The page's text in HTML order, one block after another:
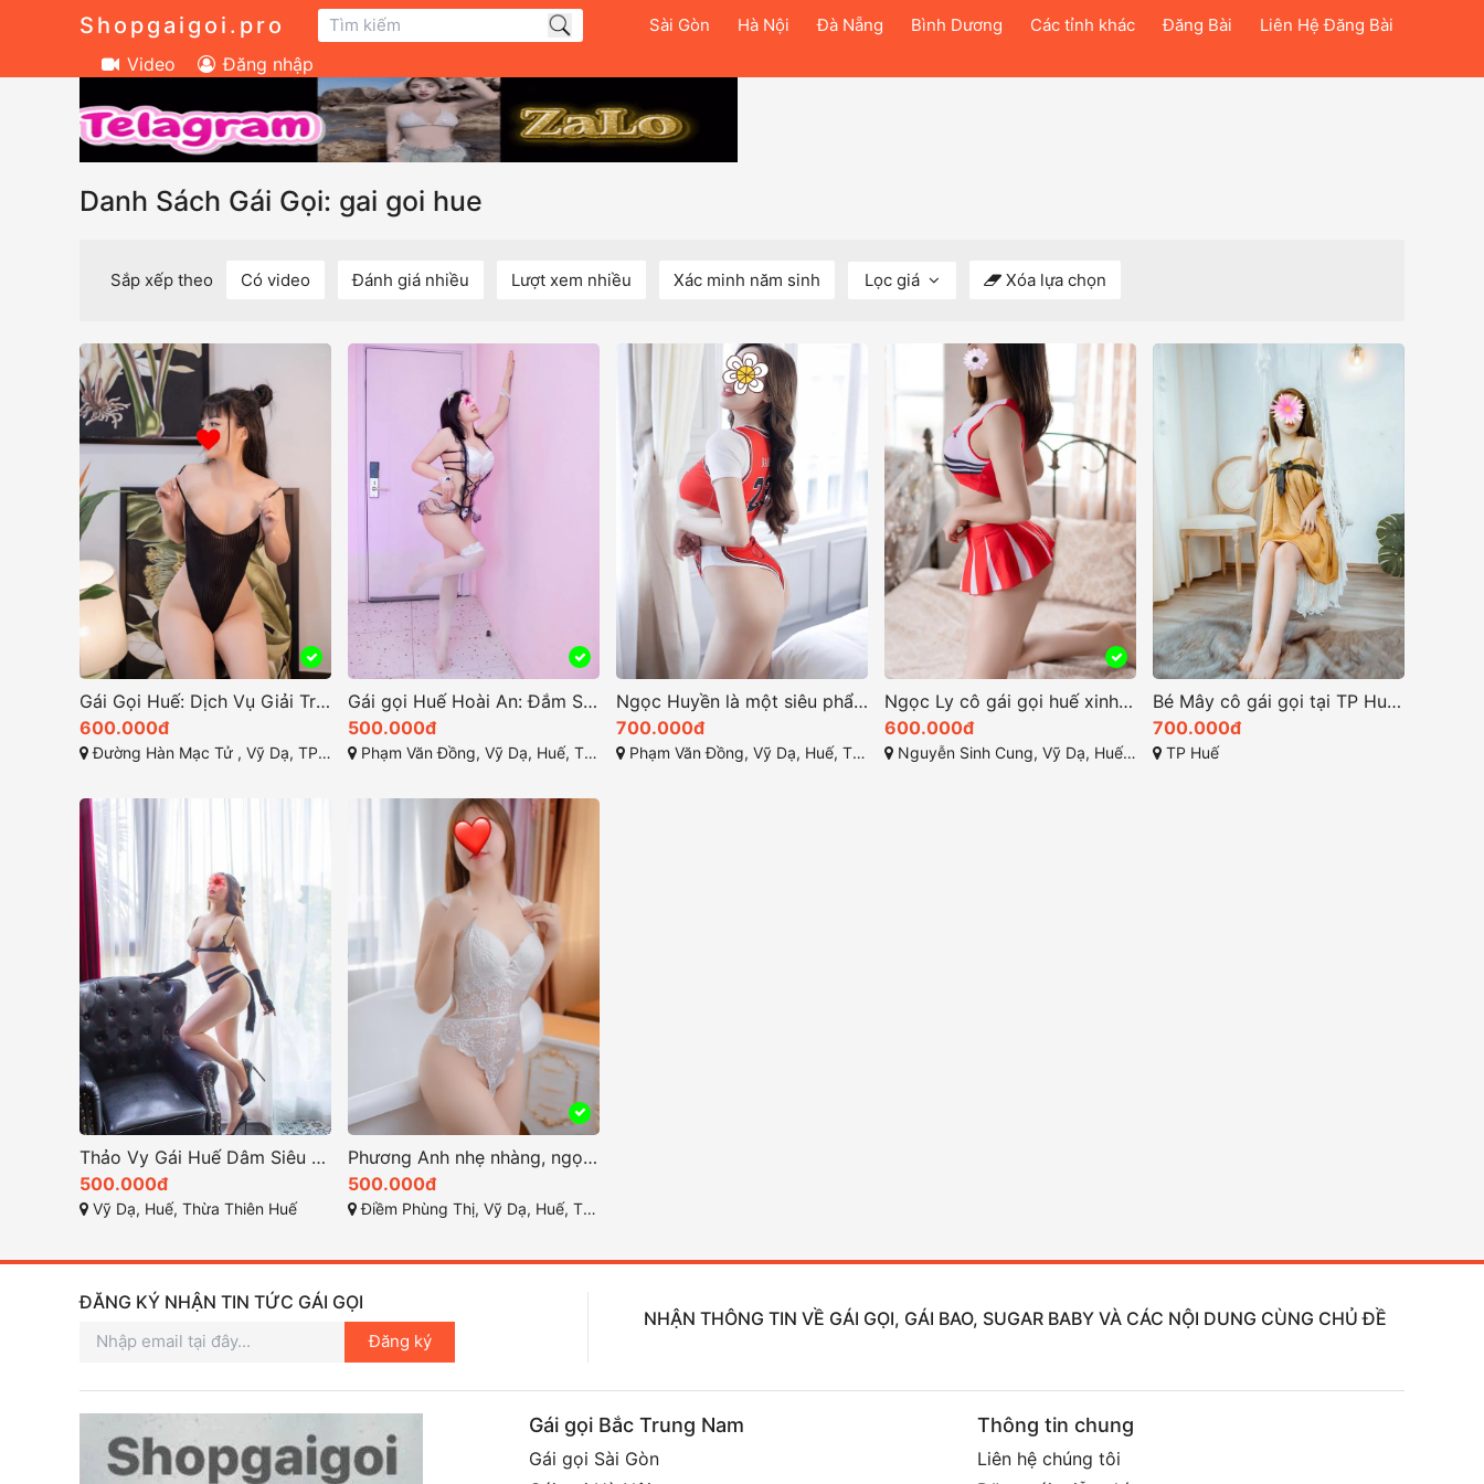
Shopgaigoi.pro Sài Gòn Hà Nội Đà Nẵng Bình Dương Các tỉnh khác Đăng Bài Liên Hệ Đăng Bài
Video Đăng nhập
Danh Sách Gái Gọi: gai goi hue
Sắp xếp theo Có video Đánh giá nhiều Lượt xem nhiều Xác minh năm sinh Lọc giá Xóa lựa chọn
Gái Gọi Huế: Dịch Vụ Giải Trí Đặc Biệt Tại Thừa Thiên Huế
600.000đ
Đường Hàn Mạc Tử , Vỹ Dạ, TP Huế
Gái gọi Huế Hoài An: Đắm Say Trong Vẻ Đẹp Đầy Quyến Rũ
500.000đ
Phạm Văn Đồng, Vỹ Dạ, Huế, Thừa Thiên Huế
Ngọc Huyền là một siêu phẩm gái gọi huế xinh đẹp
700.000đ
Phạm Văn Đồng, Vỹ Dạ, Huế, Thừa Thiên Huế
Ngọc Ly cô gái gọi huế xinh đẹp hoàn mỹ số 1
600.000đ
Nguyễn Sinh Cung, Vỹ Dạ, Huế, Thừa Thiên Huế
Bé Mây cô gái gọi tại TP Huế nổi bật cuốn hút
700.000đ
TP Huế
Thảo Vy Gái Huế Dâm Siêu Kĩ Năng Làm Tình Bao Phê
500.000đ
Vỹ Dạ, Huế, Thừa Thiên Huế
Phương Anh nhẹ nhàng, ngọt ngào và đầy ấm áp
500.000đ
Điềm Phùng Thị, Vỹ Dạ, Huế, Thừa Thiên Huế
ĐĂNG KÝ NHẬN TIN TỨC GÁI GỌI
Đăng ký
NHẬN THÔNG TIN VỀ GÁI GỌI, GÁI BAO, SUGAR BABY VÀ CÁC NỘI DUNG CÙNG CHỦ ĐỀ
Gái gọi Bắc Trung Nam
Gái gọi Sài Gòn
Thông tin chung
Liên hệ chúng tôi